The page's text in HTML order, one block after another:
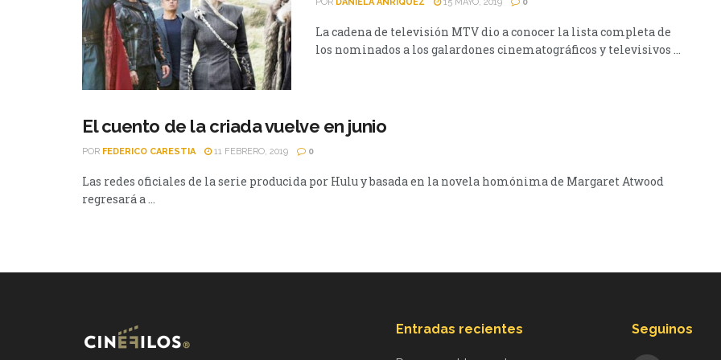
POR DANIELA ANRIQUEZ 15 MAYO, 2019 0
La cadena de televisión MTV dio a conocer la lista completa de
los nominados a los galardones cinematográficos y televisivos ...
El cuento de la criada vuelve en junio
POR FEDERICO CARESTIA 11 FEBRERO, 2019 0
Las redes oficiales de la serie producida por Hulu y basada en la novela homónima de Margaret Atwood
regresará a ...
Entradas recientes Seguinos